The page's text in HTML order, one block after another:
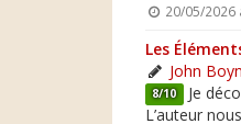
20/05/2026
Les
John
8/10 Je
L’auteur